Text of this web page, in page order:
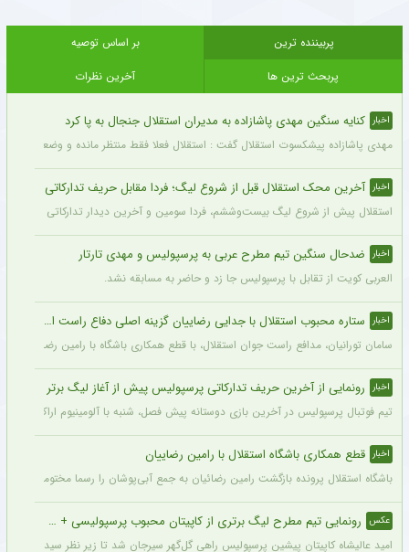
پربیننده ترین
بر اساس توصیه
پربحث ترین ها
آخرین نظرات
اخبار کنایه سنگین مهدی پاشازاده به مدیران استقلال جنجال به پا کرد
مهدی پاشازاده پیشکسوت استقلال گفت : استقلال فعلا فقط منتظر مانده و وضعیت
اخبار آخرین محک استقلال قبل از شروع لیگ؛ فردا مقابل حریف تدارکاتی
استقلال پیش از شروع لیگ بیست‌وششم، فردا سومین و آخرین دیدار تدارکاتی خود را
اخبار ضدحال سنگین تیم مطرح عربی به پرسپولیس و مهدی تارتار
العربی کویت از تقابل با پرسپولیس جا زد و حاضر به مسابقه نشد.
اخبار ستاره محبوب استقلال با جدایی رضاییان گزینه اصلی دفاع راست این تیم
سامان تورانیان، مدافع راست جوان استقلال، با قطع همکاری باشگاه با رامین رضاییان،
اخبار رونمایی از آخرین حریف تدارکاتی پرسپولیس پیش از آغاز لیگ برتر
تیم فوتبال پرسپولیس در آخرین بازی دوستانه پیش فصل، شنبه با آلومینیوم اراک دیدار
اخبار قطع همکاری باشگاه استقلال با رامین رضاییان
باشگاه استقلال پرونده بازگشت رامین رضائیان به جمع آبی‌پوشان را رسما مختومه اعلام
عکس رونمایی تیم مطرح لیگ برتری از کاپیتان محبوب پرسپولیسی + سند
امید عالیشاه کاپیتان پیشین پرسپولیس راهی گل‌گهر سیرجان شد تا زیر نظر سیدمهدی